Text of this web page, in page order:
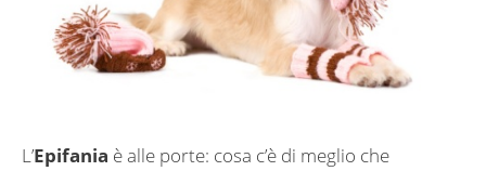
L’Epifania è alle porte: cosa c’è di meglio che